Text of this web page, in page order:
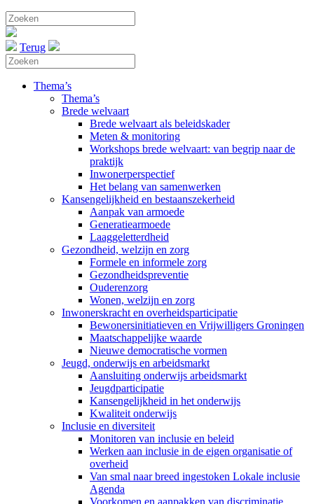
Terug
Thema’s
Thema’s
Brede welvaart
Brede welvaart als beleidskader
Meten & monitoring
Workshops brede welvaart: van begrip naar de
praktijk
Inwonerperspectief
Het belang van samenwerken
Kansengelijkheid en bestaanszekerheid
Aanpak van armoede
Generatiearmoede
Laaggeletterdheid
Gezondheid, welzijn en zorg
Formele en informele zorg
Gezondheidspreventie
Ouderenzorg
Wonen, welzijn en zorg
Inwonerskracht en overheidsparticipatie
Bewonersinitiatieven en Vrijwilligers Groningen
Maatschappelijke waarde
Nieuwe democratische vormen
Jeugd, onderwijs en arbeidsmarkt
Aansluiting onderwijs arbeidsmarkt
Jeugdparticipatie
Kansengelijkheid in het onderwijs
Kwaliteit onderwijs
Inclusie en diversiteit
Monitoren van inclusie en beleid
Werken aan inclusie in de eigen organisatie of
overheid
Van smal naar breed ingestoken Lokale inclusie
Agenda
Voorkomen en aanpakken van discriminatie